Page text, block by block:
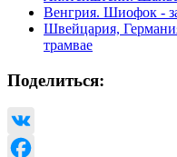
Венгрия. Шиофок -
Швейцария,
трамвае
Поделиться:
VK